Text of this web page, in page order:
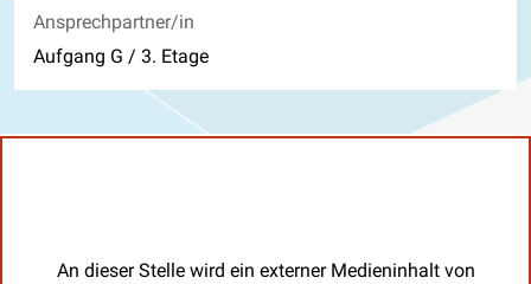
Ansprechpartner/in
Aufgang G / 3. Etage
An dieser Stelle wird ein externer Medieninhalt von